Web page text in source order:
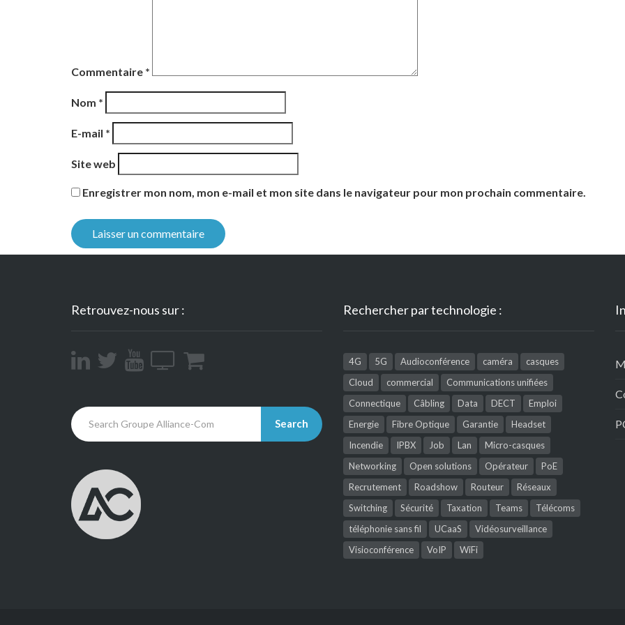
Commentaire *
Nom *
E-mail *
Site web
Enregistrer mon nom, mon e-mail et mon site dans le navigateur pour mon prochain commentaire.
Retrouvez-nous sur :
Search
Rechercher par technologie :
4G 5G Audioconférence caméra
casques
Cloud
commercial
Communications unifiées
Connectique
Câbling Data DECT
Emploi
Energie
Fibre Optique Garantie
Headset
Incendie
IPBX Job Lan
Micro-casques
Networking
Open solutions Opérateur
PoE
Recrutement
Roadshow Routeur
Réseaux
Switching
Sécurité Taxation Teams
Télécoms
téléphonie sans fil
UCaaS
Vidéosurveillance
Visioconférence
VoIP WiFi